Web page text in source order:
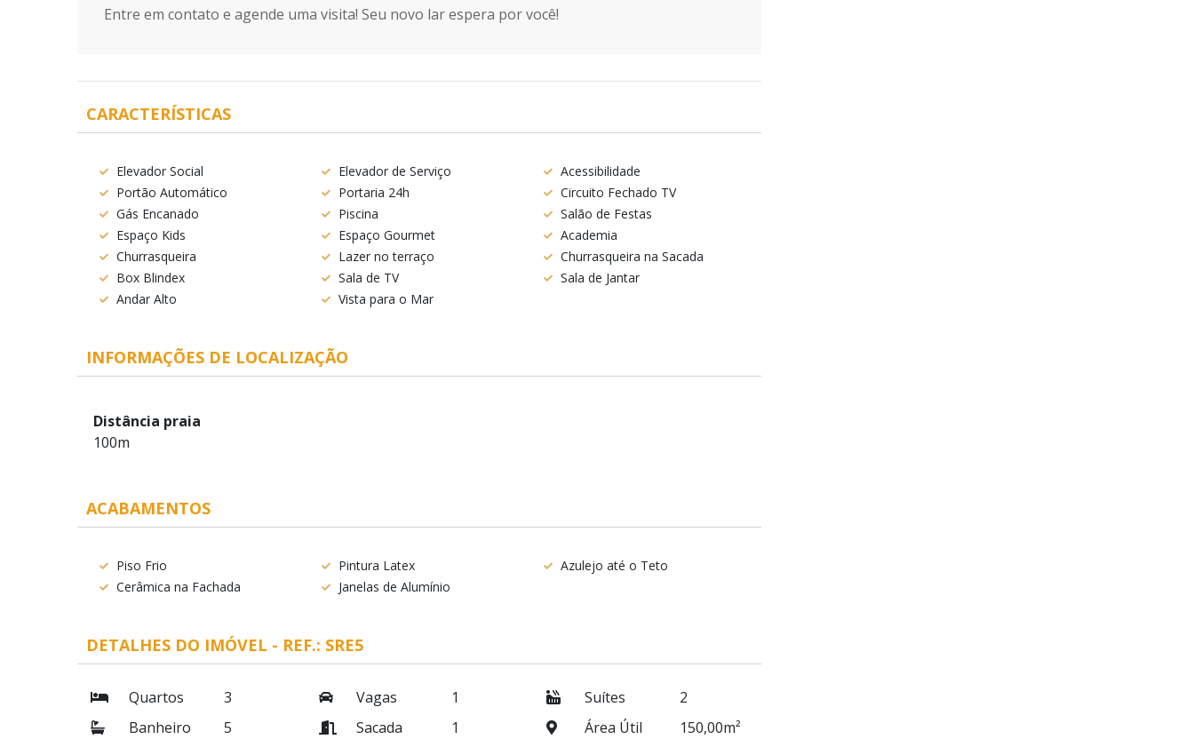
Entre em contato e agende uma visita! Seu novo lar espera por você!
CARACTERÍSTICAS
Elevador Social Elevador de Serviço
Acessibilidade
Portão Automático
Portaria 24h
Circuito Fechado TV
Gás Encanado
Piscina
Salão de Festas
Espaço Kids
Espaço Gourmet
Academia
Churrasqueira
Lazer no terraço
Churrasqueira na Sacada
Box Blindex
Sala de TV
Sala de Jantar
Andar Alto
Vista para o Mar
INFORMAÇÕES DE LOCALIZAÇÃO
Distância praia
100m
ACABAMENTOS
Piso Frio Pintura Latex
Azulejo até o Teto
Cerâmica na Fachada
Janelas de Alumínio
DETALHES DO IMÓVEL - REF.: SRE5
Quartos 3 Vagas 1 Suítes
2
Banheiro
5 Sacada 1 Área Útil
150,00m²